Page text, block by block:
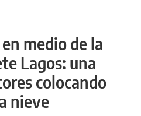
medio de la
Lagos: una
colocando
nieve